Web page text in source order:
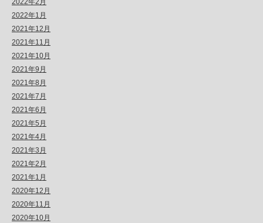
2022年2月
2022年1月
2021年12月
2021年11月
2021年10月
2021年9月
2021年8月
2021年7月
2021年6月
2021年5月
2021年4月
2021年3月
2021年2月
2021年1月
2020年12月
2020年11月
2020年10月